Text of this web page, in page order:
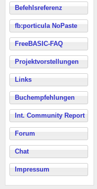
Befehlsreferenz
fb:porticula NoPaste
FreeBASIC-FAQ
Projektvorstellungen
Links
Buchempfehlungen
Int. Community Report
Forum
Chat
Impressum